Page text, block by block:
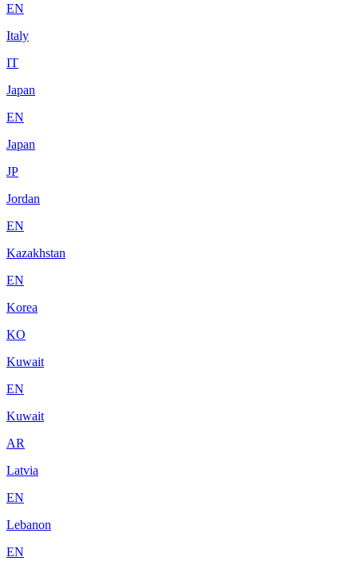
EN
Italy
IT
Japan
EN
Japan
JP
Jordan
EN
Kazakhstan
EN
Korea
KO
Kuwait
EN
Kuwait
AR
Latvia
EN
Lebanon
EN